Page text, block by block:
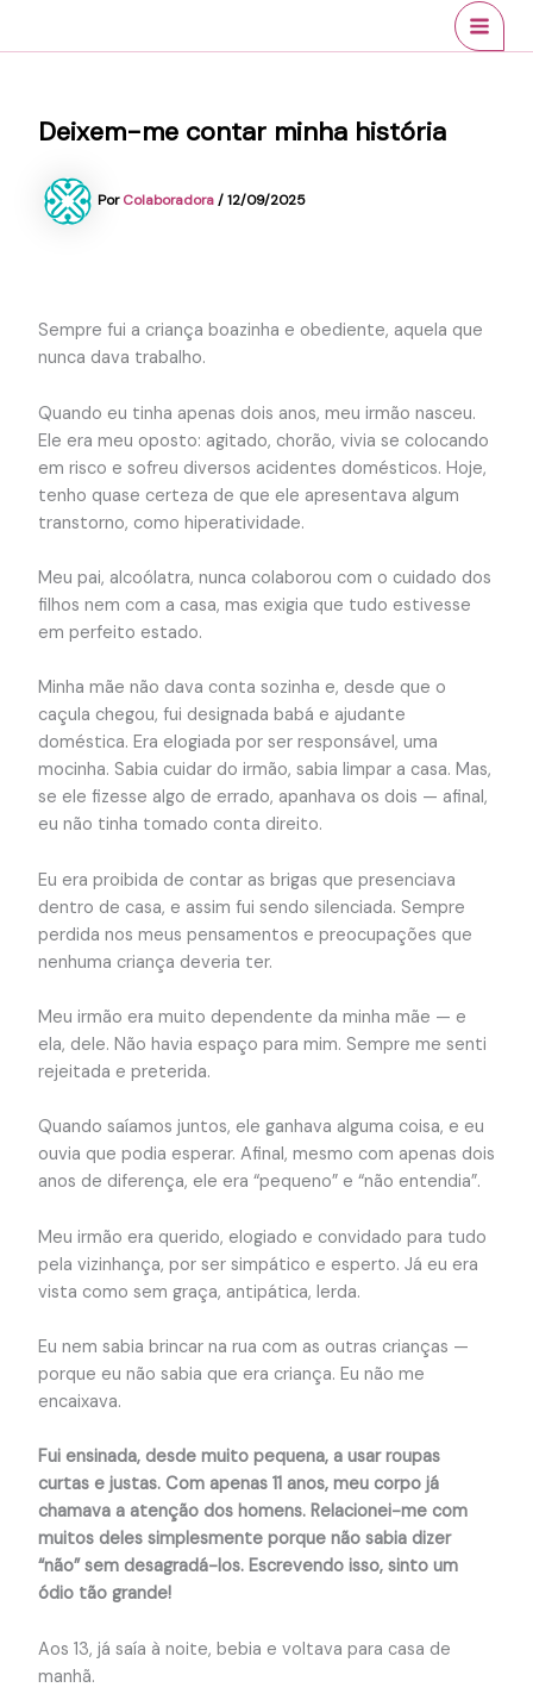
Deixem-me contar minha história
PorColaboradora/12/09/2025
Sempre fui a criança boazinha e obediente, aquela que
nunca dava trabalho.
Quando eu tinha apenas dois anos, meu irmão nasceu.
Ele era meu oposto: agitado, chorão, vivia se colocando
em risco e sofreu diversos acidentes domésticos. Hoje,
tenho quase certeza de que ele apresentava algum
transtorno, como hiperatividade.
Meu pai, alcoólatra, nunca colaborou com o cuidado dos
filhos nem com a casa, mas exigia que tudo estivesse
em perfeito estado.
Minha mãe não dava conta sozinha e, desde que o
caçula chegou, fui designada babá e ajudante
doméstica. Era elogiada por ser responsável, uma
mocinha. Sabia cuidar do irmão, sabia limpar a casa. Mas,
se ele fizesse algo de errado, apanhava os dois — afinal,
eu não tinha tomado conta direito.
Eu era proibida de contar as brigas que presenciava
dentro de casa, e assim fui sendo silenciada. Sempre
perdida nos meus pensamentos e preocupações que
nenhuma criança deveria ter.
Meu irmão era muito dependente da minha mãe — e
ela, dele. Não havia espaço para mim. Sempre me senti
rejeitada e preterida.
Quando saíamos juntos, ele ganhava alguma coisa, e eu
ouvia que podia esperar. Afinal, mesmo com apenas dois
anos de diferença, ele era “pequeno” e “não entendia”.
Meu irmão era querido, elogiado e convidado para tudo
pela vizinhança, por ser simpático e esperto. Já eu era
vista como sem graça, antipática, lerda.
Eu nem sabia brincar na rua com as outras crianças —
porque eu não sabia que era criança. Eu não me
encaixava.
Fui ensinada, desde muito pequena, a usar roupas
curtas e justas. Com apenas 11 anos, meu corpo já
chamava a atenção dos homens. Relacionei-me com
muitos deles simplesmente porque não sabia dizer
“não” sem desagradá-los. Escrevendo isso, sinto um
ódio tão grande!
Aos 13, já saía à noite, bebia e voltava para casa de
manhã.